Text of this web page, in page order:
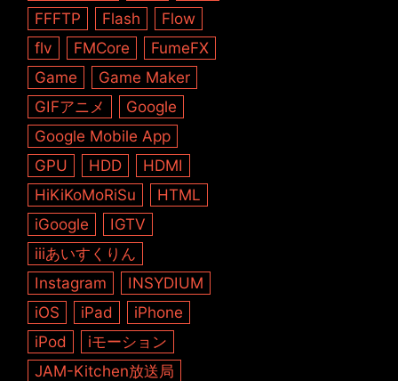
FFFTP
Flash
Flow
flv
FMCore
FumeFX
Game
Game Maker
GIFアニメ
Google
Google Mobile App
GPU
HDD
HDMI
HiKiKoMoRiSu
HTML
iGoogle
IGTV
iiiあいすくりん
Instagram
INSYDIUM
iOS
iPad
iPhone
iPod
iモーション
JAM-Kitchen放送局